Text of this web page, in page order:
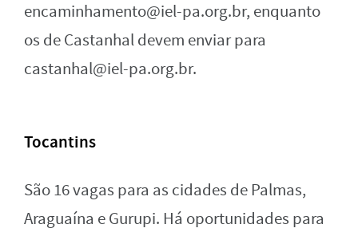
encaminhamento@iel-pa.org.br, enquanto
os de Castanhal devem enviar para
castanhal@iel-pa.org.br.
Tocantins
São 16 vagas para as cidades de Palmas,
Araguaína e Gurupi. Há oportunidades para